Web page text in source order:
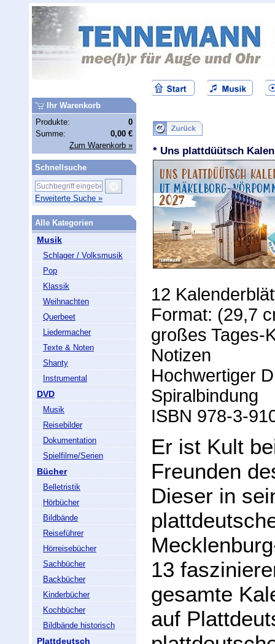
Ihr Warenkorb
Produkte:
0
Summe:
0,00 €
Zum Warenkorb »
Schnellsuche
Erweiterte Suche »
Alle Kategorien
Musik
Schlager / Volksmusik
Pop
Klassik
Weihnachten
Querbeet
Liedermacher
Texte & Noten
Shanty
Instrumental
DVD
Musik
Reisebilder
Dokumentation
Spielfilme/Serien
Bücher
Belletristik
Hörbücher
Bildbände
Reiseführer
Hörreisebücher
Sachbücher
Backbücher
Kinderbücher
Kochbücher
Bildbände historisch
Plattdeutsch
* Uns plattdüütsch
12
Format: (29,7
großes Tages-
Notizen
Hochwertiger
Spiralbindung
ISBN 978-3-
Er ist Kult
Freunden
Dieser in
13
gesamte
auf